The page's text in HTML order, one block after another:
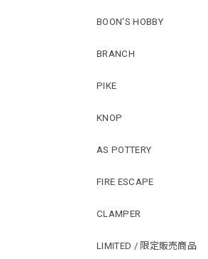
BOON'S HOBBY
BRANCH
PIKE
KNOP
AS POTTERY
FIRE ESCAPE
CLAMPER
LIMITED / 限定販売商品